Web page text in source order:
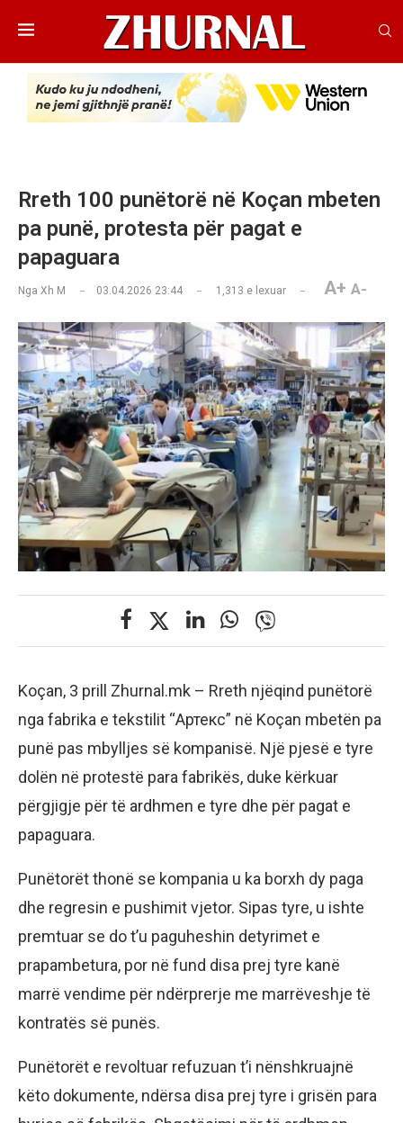
Rreth 100 punëtorë në Koçan mbeten
pa punë, protesta për pagat e
papaguara
Nga Xh M 03.04.2026 23:44 1,313 e lexuar A+ A-
Koçan, 3 prill Zhurnal.mk – Rreth njëqind punëtorë
nga fabrika e tekstilit “Артекс” në Koçan mbetën pa
punë pas mbylljes së kompanisë. Një pjesë e tyre
dolën në protestë para fabrikës, duke kërkuar
përgjigje për të ardhmen e tyre dhe për pagat e
papaguara.
Punëtorët thonë se kompania u ka borxh dy paga
dhe regresin e pushimit vjetor. Sipas tyre, u ishte
premtuar se do t’u paguheshin detyrimet e
prapambetura, por në fund disa prej tyre kanë
marrë vendime për ndërprerje me marrëveshje të
kontratës së punës.
Punëtorët e revoltuar refuzuan t’i nënshkruajnë
këto dokumente, ndërsa disa prej tyre i grisën para